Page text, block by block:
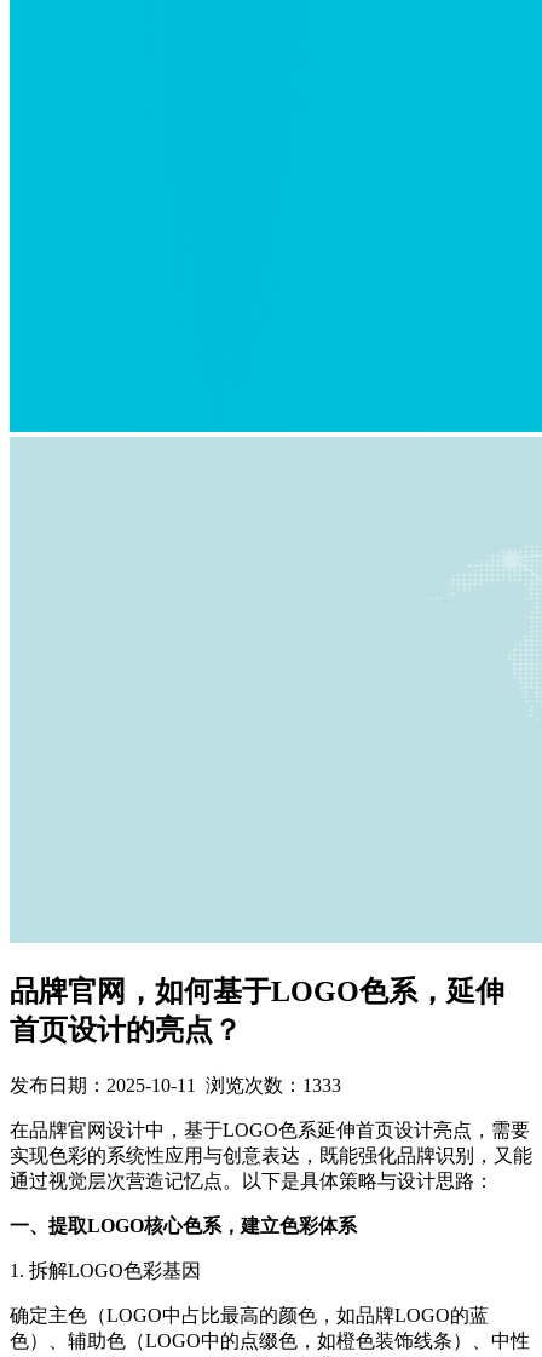
品牌官网，如何基于LOGO色系，延伸
首页设计的亮点？
发布日期： 2025-10-11 浏览次数：1333
在品牌官网设计中，基于LOGO色系延伸首页设计亮点，需要
实现色彩的系统性应用与创意表达，既能强化品牌识别，又能
通过视觉层次营造记忆点。以下是具体策略与设计思路：
一、提取LOGO核心色系，建立色彩体系
1. 拆解LOGO色彩基因
确定主色（LOGO中占比最高的颜色，如品牌LOGO的蓝
色）、辅助色（LOGO中的点缀色，如橙色装饰线条）、中性